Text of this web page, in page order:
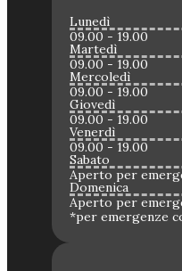
Lunedì
09.00 - 19.00
Martedì
09.00 - 19.00
Mercoledì
09.00 - 19.00
Giovedì
09.00 - 19.00
Venerdì
09.00 - 19.00
Sabato
Aperto per
Domenica
Aperto per
*per emergenze